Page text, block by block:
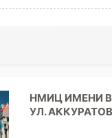
НМИЦ ИМЕНИ
УЛ.